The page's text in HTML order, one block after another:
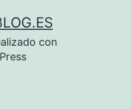
con